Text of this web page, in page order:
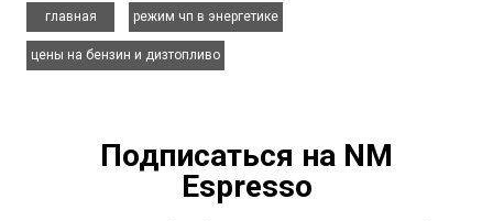
главная
режим чп в энергетике
цены на бензин и дизтопливо
Подписаться на NM
Espresso